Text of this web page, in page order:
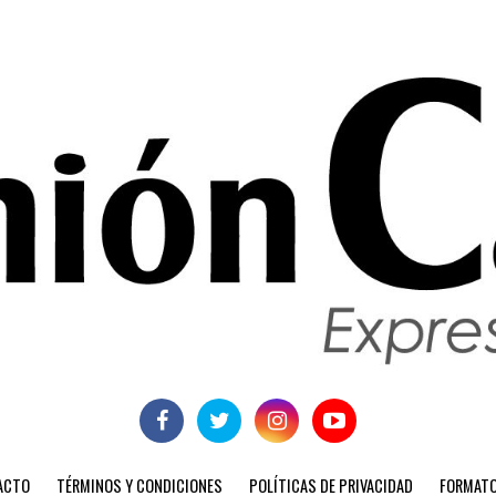
TÉRMINOS Y CONDICIONES POLÍTICAS DE PRIVACIDAD